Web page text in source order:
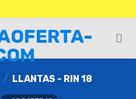
/ LLANTAS - RIN 18